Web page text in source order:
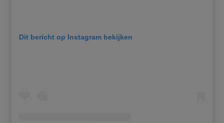
Dit bericht op Instagram bekijken